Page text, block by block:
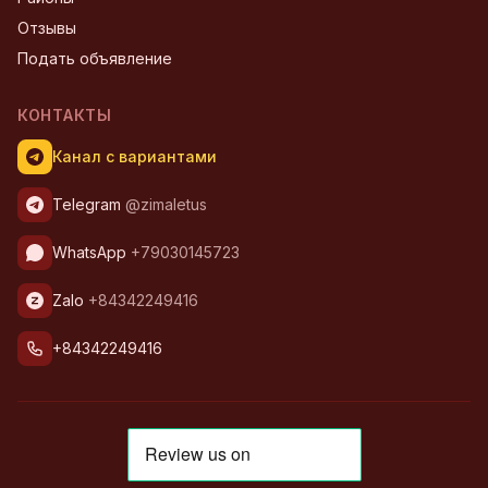
Отзывы
Подать объявление
КОНТАКТЫ
Канал с вариантами
Telegram @zimaletus
WhatsApp +79030145723
Zalo +84342249416
+84342249416